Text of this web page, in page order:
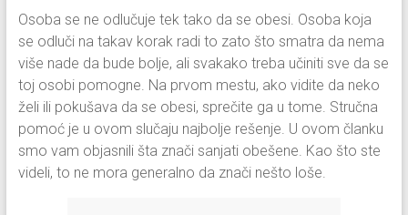
Osoba se ne odlučuje tek tako da se obesi. Osoba koja
se odluči na takav korak radi to zato što smatra da nema
više nade da bude bolje, ali svakako treba učiniti sve da se
toj osobi pomogne. Na prvom mestu, ako vidite da neko
želi ili pokušava da se obesi, sprečite ga u tome. Stručna
pomoć je u ovom slučaju najbolje rešenje. U ovom članku
smo vam objasnili šta znači sanjati obešene. Kao što ste
videli, to ne mora generalno da znači nešto loše.